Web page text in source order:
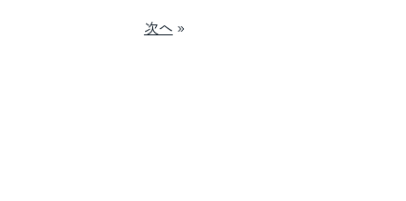
次へ »